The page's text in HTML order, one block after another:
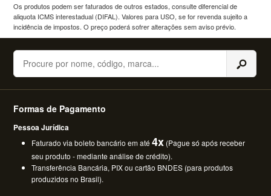
Os produtos podem ser faturados de outros estados, consulte diferencial de
aliquota ICMS interestadual (DIFAL). Valores para USO, se for revenda sujeito a
incidência de impostos. O preço poderá sofrer alterações sem aviso prévio.
Buscar
Formas de Pagamento
Pessoa Jurídica
Faturado via boleto bancário em até4x (Pague só após receber
seu produto - mediante análise de crédito).
Transferência Bancária, PIX ou cartão BNDES (para produtos
produzidos no Brasil).